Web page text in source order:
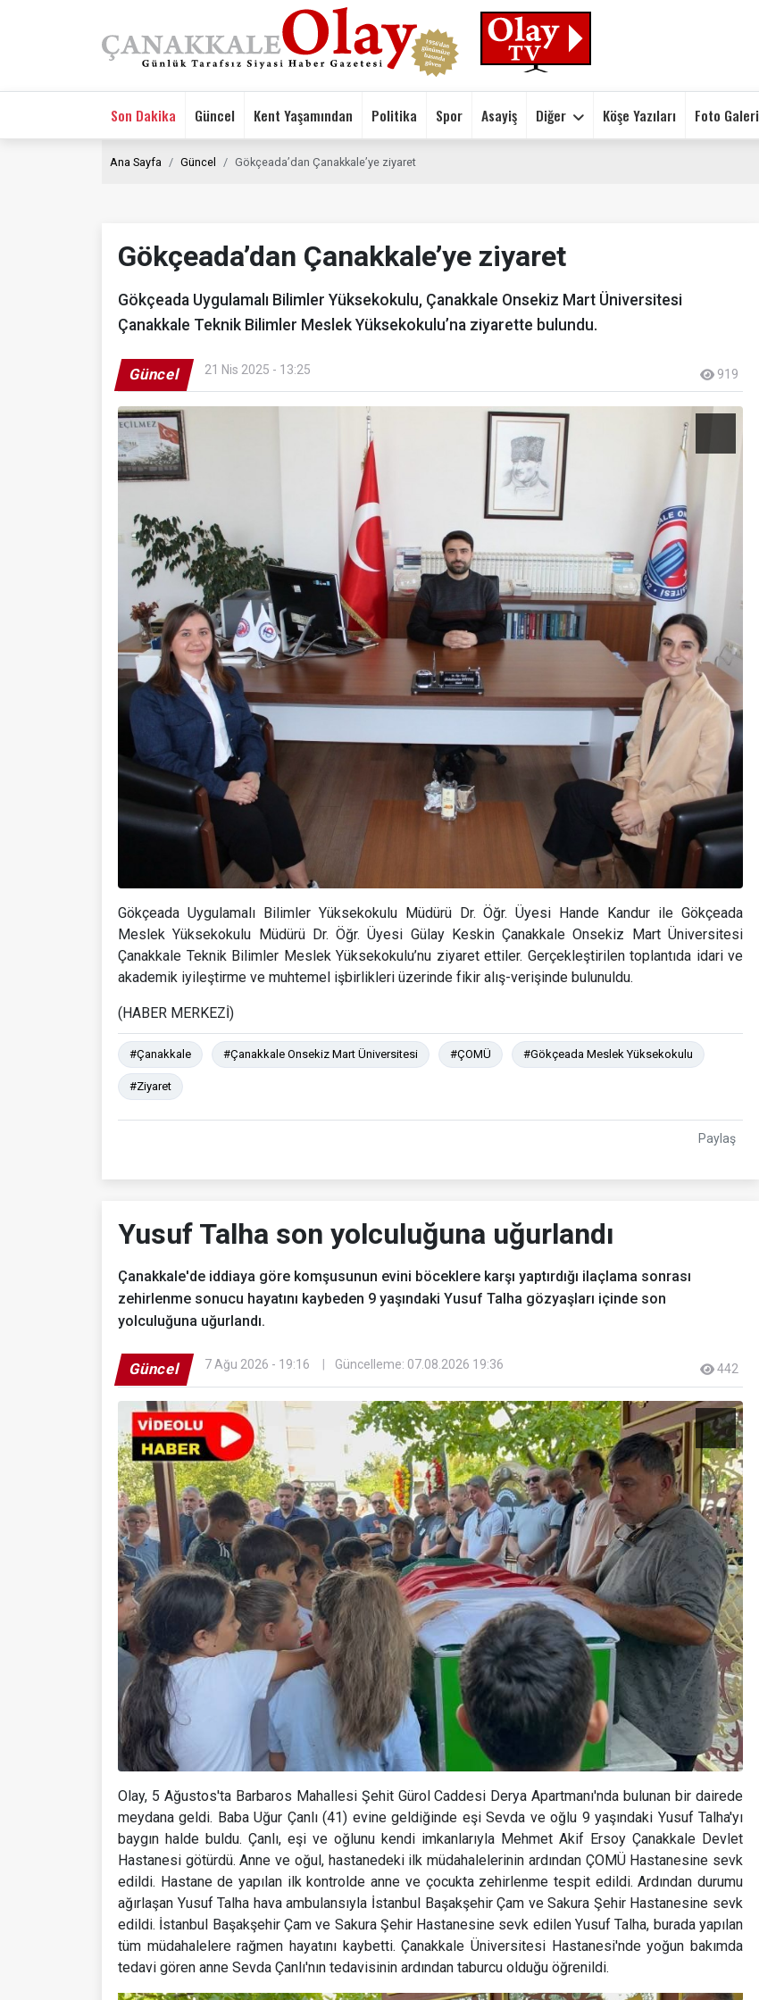
Son Dakika Güncel Kent Yaşamından Politika Spor Asayiş Diğer Köşe Yazıları Foto Galeri
Ana Sayfa Güncel Gökçeada’dan Çanakkale’ye ziyaret
Gökçeada’dan Çanakkale’ye ziyaret
Gökçeada Uygulamalı Bilimler Yüksekokulu, Çanakkale Onsekiz Mart Üniversitesi
Çanakkale Teknik Bilimler Meslek Yüksekokulu’na ziyarette bulundu.
Güncel 21 Nis 2025 - 13:25 919
Gökçeada Uygulamalı Bilimler Yüksekokulu Müdürü Dr. Öğr. Üyesi Hande Kandur ile Gökçeada
Meslek Yüksekokulu Müdürü Dr. Öğr. Üyesi Gülay Keskin Çanakkale Onsekiz Mart Üniversitesi
Çanakkale Teknik Bilimler Meslek Yüksekokulu’nu ziyaret ettiler. Gerçekleştirilen toplantıda idari ve
akademik iyileştirme ve muhtemel işbirlikleri üzerinde fikir alış-verişinde bulunuldu.
(HABER MERKEZİ)
#Çanakkale #Çanakkale Onsekiz Mart Üniversitesi #ÇOMÜ #Gökçeada Meslek Yüksekokulu
#Ziyaret
Paylaş
Yusuf Talha son yolculuğuna uğurlandı
Çanakkale'de iddiaya göre komşusunun evini böceklere karşı yaptırdığı ilaçlama sonrası
zehirlenme sonucu hayatını kaybeden 9 yaşındaki Yusuf Talha gözyaşları içinde son
yolculuğuna uğurlandı.
Güncel 7 Ağu 2026 - 19:16 Güncelleme: 07.08.2026 19:36 442
Olay, 5 Ağustos'ta Barbaros Mahallesi Şehit Gürol Caddesi Derya Apartmanı'nda bulunan bir dairede
meydana geldi. Baba Uğur Çanlı (41) evine geldiğinde eşi Sevda ve oğlu 9 yaşındaki Yusuf Talha'yı
baygın halde buldu. Çanlı, eşi ve oğlunu kendi imkanlarıyla Mehmet Akif Ersoy Çanakkale Devlet
Hastanesi götürdü. Anne ve oğul, hastanedeki ilk müdahalelerinin ardından ÇOMÜ Hastanesine sevk
edildi. Hastane de yapılan ilk kontrolde anne ve çocukta zehirlenme tespit edildi. Ardından durumu
ağırlaşan Yusuf Talha hava ambulansıyla İstanbul Başakşehir Çam ve Sakura Şehir Hastanesine sevk
edildi. İstanbul Başakşehir Çam ve Sakura Şehir Hastanesine sevk edilen Yusuf Talha, burada yapılan
tüm müdahalelere rağmen hayatını kaybetti. Çanakkale Üniversitesi Hastanesi'nde yoğun bakımda
tedavi gören anne Sevda Çanlı'nın tedavisinin ardından taburcu olduğu öğrenildi.